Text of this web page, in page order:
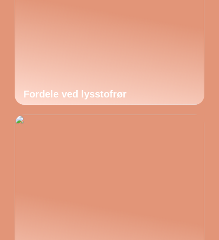
Fordele ved lysstofrør